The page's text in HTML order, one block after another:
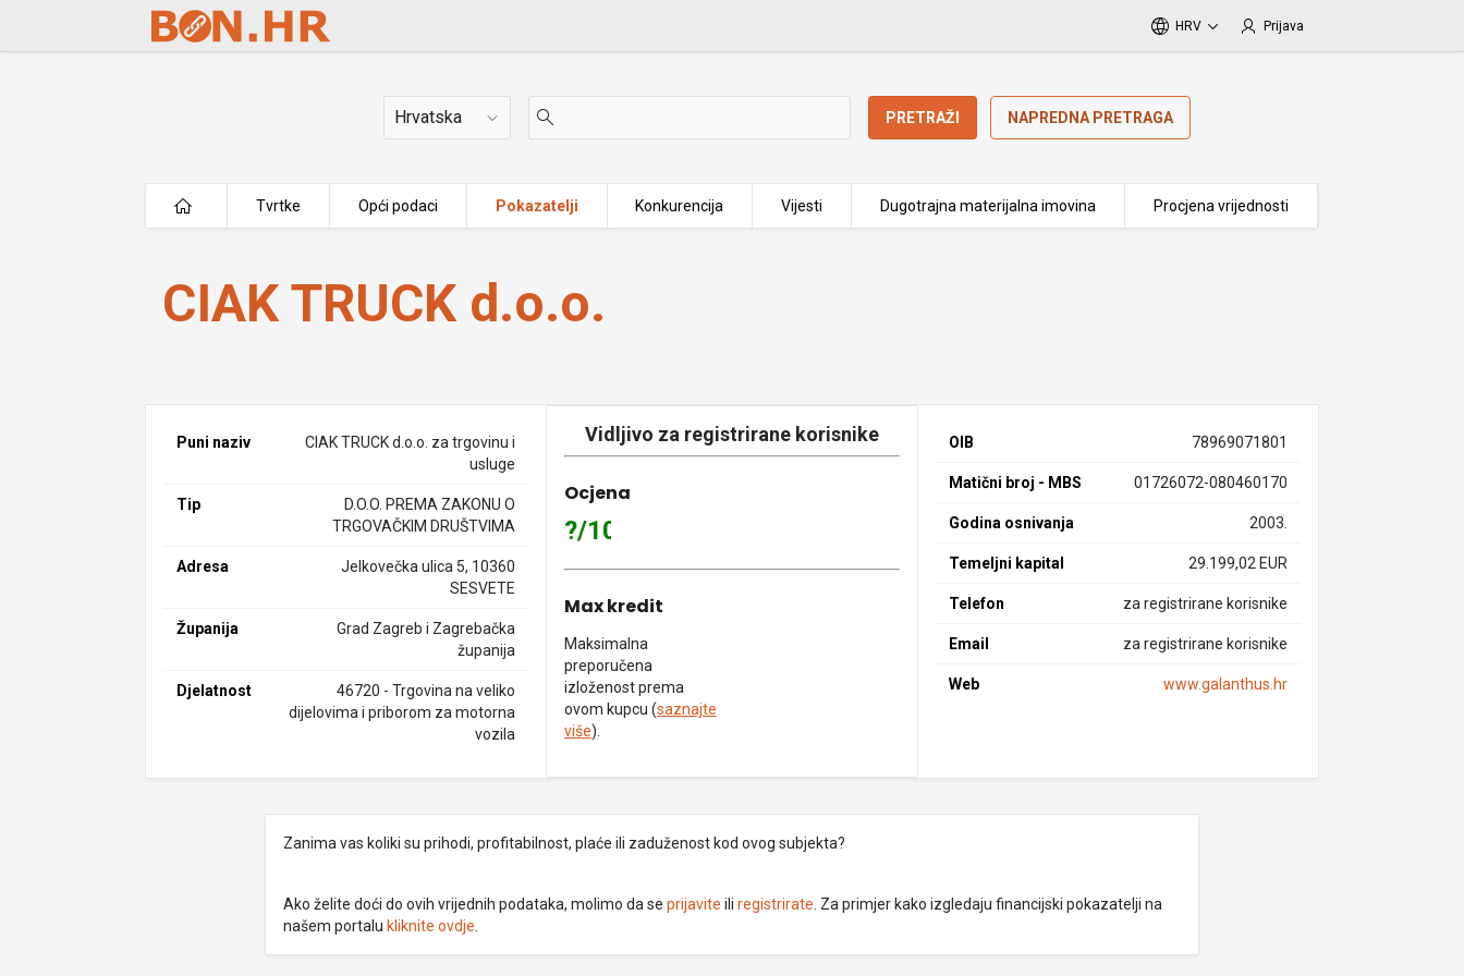
Skip to Main Content
HRV Prijava
Država PRETRAŽI NAPREDNA PRETRAGA
Tvrtke Opći podaci Pokazatelji Konkurencija Vijesti Dugotrajna materijalna imovina Procjena vrijednosti
CIAK TRUCK d.o.o.
CIAK TRUCK d.o.o.
Puni naziv
CIAK TRUCK d.o.o. za trgovinu i
usluge
Tip
D.O.O. PREMA ZAKONU O
TRGOVAČKIM DRUŠTVIMA
Adresa
Jelkovečka ulica 5, 10360
SESVETE
Županija
Grad Zagreb i Zagrebačka
županija
Djelatnost
46720 - Trgovina na veliko
dijelovima i priborom za motorna
vozila
Vidljivo za registrirane korisnike
Ocjena
?/10
Max kredit
Maksimalna
preporučena
izloženost prema
ovom kupcu (saznajte
više).
OIB 78969071801
Matični broj - MBS 01726072-080460170
Godina osnivanja 2003.
Temeljni kapital 29.199,02 EUR
Telefon za registrirane korisnike
Email za registrirane korisnike
Web www.galanthus.hr
Zanima vas koliki su prihodi, profitabilnost, plaće ili zaduženost kod ovog subjekta?
Ako želite doći do ovih vrijednih podataka, molimo da se prijavite ili registrirate . Za primjer kako izgledaju financijski pokazatelji na
našem portalu kliknite ovdje